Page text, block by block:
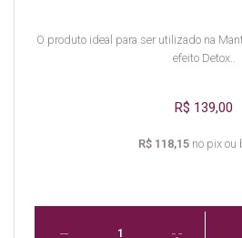
O produto ideal para ser utilizado na
efeito Detox..
R$ 139,00
R$ 118,15 no pix ou